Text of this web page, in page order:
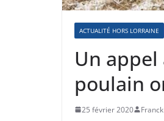
ACTUALITÉ HORS LORRAINE
Un appel
poulain
25 février 2020